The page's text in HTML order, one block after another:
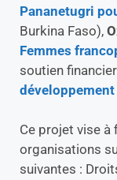
Pananetugri
Burkina Faso),
Femmes
soutien financier
développement
Ce projet vise à
organisations
suivantes :